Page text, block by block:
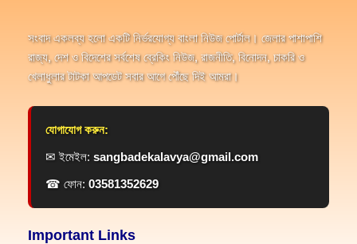
সংবাদ একলব্য হলো একটি নির্ভরযোগ্য বাংলা নিউজ পোর্টাল। জেলার পাশাপাশি
রাজ্য, দেশ ও বিদেশের সর্বশেষ ব্রেকিং নিউজ, রাজনীতি, বিনোদন, চাকরি ও
খেলাধুলার টাটকা আপডেট সবার আগে পৌঁছে দিই আমরা।
যোগাযোগ করুন:
✉ ইমেইল: sangbadekalavya@gmail.com
☎ ফোন: 03581352629
Important Links